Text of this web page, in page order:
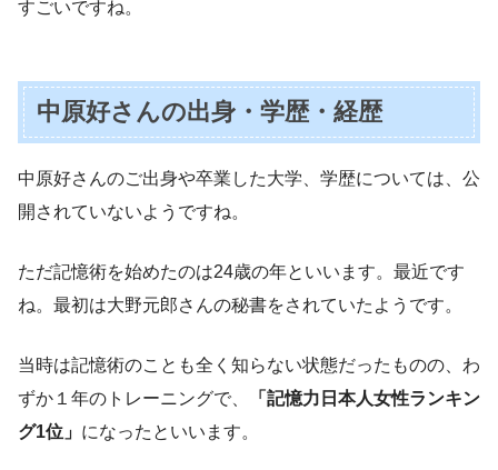
すごいですね。
中原好さんの出身・学歴・経歴
中原好さんのご出身や卒業した大学、学歴については、公
開されていないようですね。
ただ記憶術を始めたのは24歳の年といいます。最近です
ね。最初は大野元郎さんの秘書をされていたようです。
当時は記憶術のことも全く知らない状態だったものの、わ
ずか１年のトレーニングで、
「記憶力日本人女性ランキン
グ1位」 になったといいます。